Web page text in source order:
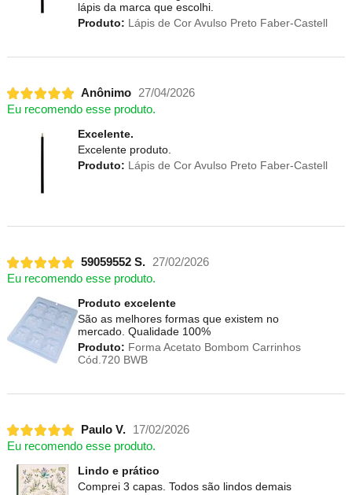
lápis da marca que escolhi.
Produto: Lápis de Cor Avulso Preto Faber-Castell
Anônimo
27/04/2026
Eu recomendo esse produto.
Excelente.
Excelente produto.
Produto: Lápis de Cor Avulso Preto Faber-Castell
59059552 S.
27/02/2026
Eu recomendo esse produto.
Produto excelente
São as melhores formas que existem no
mercado. Qualidade 100%
Produto: Forma Acetato Bombom Carrinhos
Cód.720 BWB
Paulo V.
17/02/2026
Eu recomendo esse produto.
Lindo e prático
Comprei 3 capas. Todos são lindos demais